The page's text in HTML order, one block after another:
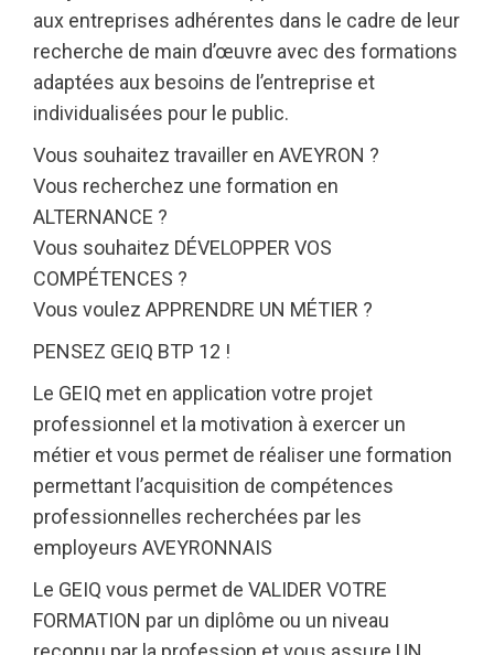
aux entreprises adhérentes dans le cadre de leur
recherche de main d’œuvre avec des formations
adaptées aux besoins de l’entreprise et
individualisées pour le public.
Vous souhaitez travailler en AVEYRON ?
Vous recherchez une formation en
ALTERNANCE ?
Vous souhaitez DÉVELOPPER VOS
COMPÉTENCES ?
Vous voulez APPRENDRE UN MÉTIER ?
PENSEZ GEIQ BTP 12 !
Le GEIQ met en application votre projet
professionnel et la motivation à exercer un
métier et vous permet de réaliser une formation
permettant l’acquisition de compétences
professionnelles recherchées par les
employeurs AVEYRONNAIS
Le GEIQ vous permet de VALIDER VOTRE
FORMATION par un diplôme ou un niveau